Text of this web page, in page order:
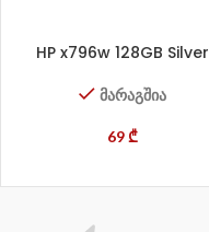
HP x796w 128GB Silver
მარაგშია
69₾